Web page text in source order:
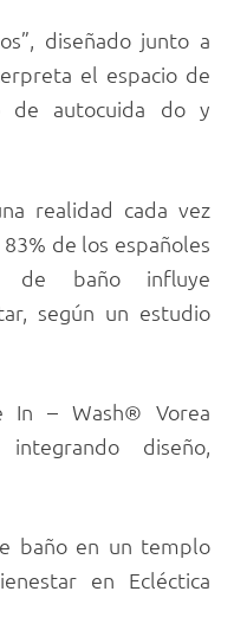
diseñado junto a
el espacio de
de autocuida do y
realidad cada vez
de los españoles
de baño influye
según un estudio
In – Wash® Vorea
diseño,
baño en un templo
en Ecléctica